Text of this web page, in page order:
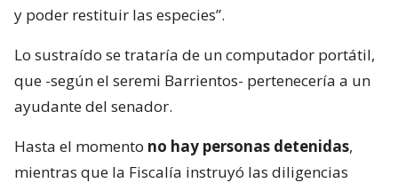
y poder restituir las especies”.
Lo sustraído se trataría de un computador portátil,
que -según el seremi Barrientos- pertenecería a un
ayudante del senador.
Hasta el momento no hay personas detenidas,
mientras que la Fiscalía instruyó las diligencias